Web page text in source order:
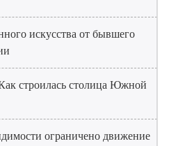
искусства от бывшего
строилась столица Южной
ограничено движение